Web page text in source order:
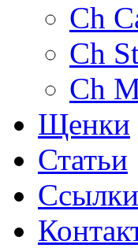
Ch
Ch
Ch
Щенки
Статьи
Ссылки